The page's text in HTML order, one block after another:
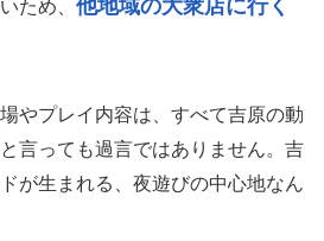
ため、 他地域の大衆店に行く
やプレイ内容は、すべて吉原の動
言っても過言ではありません。吉
が生まれる、夜遊びの中心地なん